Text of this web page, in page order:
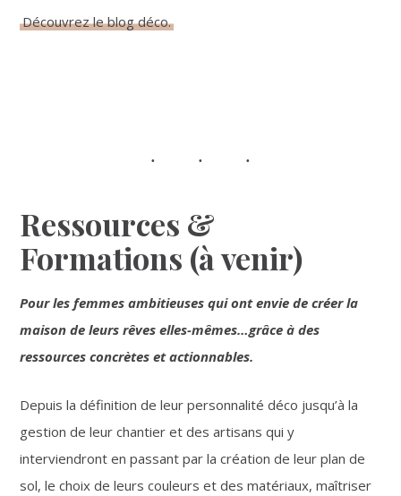
Découvrez le blog déco.
Ressources &
Formations (à venir)
Pour les femmes ambitieuses qui ont envie de créer la
maison de leurs rêves elles-mêmes…grâce à des
ressources concrètes et actionnables.
Depuis la définition de leur personnalité déco jusqu’à la
gestion de leur chantier et des artisans qui y
interviendront en passant par la création de leur plan de
sol, le choix de leurs couleurs et des matériaux, maîtriser